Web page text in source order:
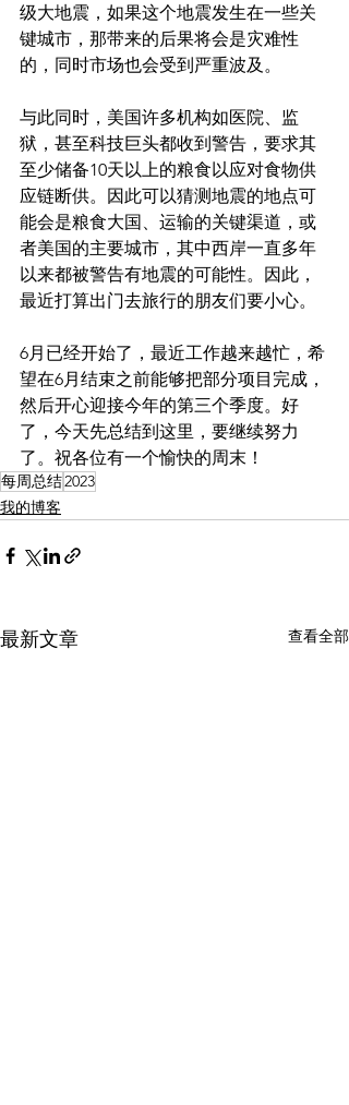
级大地震，如果这个地震发生在一些关
键城市，那带来的后果将会是灾难性
的，同时市场也会受到严重波及。
与此同时，美国许多机构如医院、监
狱，甚至科技巨头都收到警告，要求其
至少储备10天以上的粮食以应对食物供
应链断供。因此可以猜测地震的地点可
能会是粮食大国、运输的关键渠道，或
者美国的主要城市，其中西岸一直多年
以来都被警告有地震的可能性。因此，
最近打算出门去旅行的朋友们要小心。
6月已经开始了，最近工作越来越忙，希
望在6月结束之前能够把部分项目完成，
然后开心迎接今年的第三个季度。好
了，今天先总结到这里，要继续努力
了。祝各位有一个愉快的周末！
每周总结2023
我的博客
最新文章 查看全部